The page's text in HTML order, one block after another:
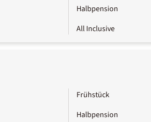
Halbpension
All Inclusive
Frühstück
Halbpension